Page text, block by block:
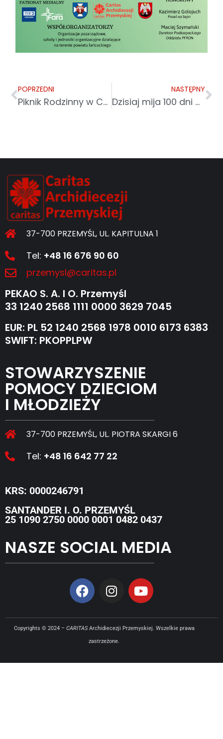
POPRZEDNI
Piknik Rodzinny w Caritas w Wysokiej
NASTĘPNY
Dzisiaj mija 100 dni od wybuchu wojny w Ukrainie
37-700 PRZEMYŚL, UL. KAPITULNA 1
Tel: +48 16 676 90 60
przemysl@caritas.pl
PEKAO S. A. I O. Przemyśl
33 1240 2568 1111 0000 3629 7045
EUR: PL 52 1240 2568 1978 0010 6173 6383
SWIFT: PKOPPLPW
STOWARZYSZENIE
POMOCY DZIECIOM
I MŁODZIEŻY
37-700 PRZEMYŚL, UL. PIOTRA SKARGI 6
Tel: +48 16 642 77 22
KRS: 0000246791
SANTANDER I. O. PRZEMYŚL
25 1090 2750 0000 0001 0482 0437
NASZE SOCIAL MEDIA
Copyrights © 2024 – CARITASArchidiecezji Przemyskiej. Wszelkie prawa
zastrzeżone.